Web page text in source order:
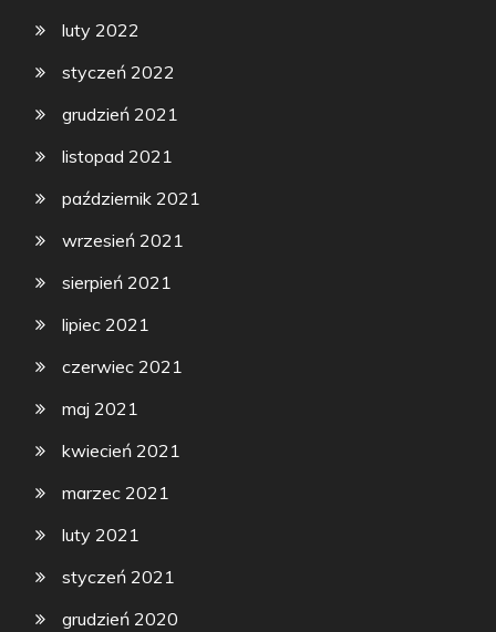
luty 2022
styczeń 2022
grudzień 2021
listopad 2021
październik 2021
wrzesień 2021
sierpień 2021
lipiec 2021
czerwiec 2021
maj 2021
kwiecień 2021
marzec 2021
luty 2021
styczeń 2021
grudzień 2020